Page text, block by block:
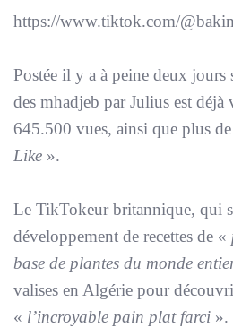
https://www.tiktok.com/
Postée il y a à peine deux
des mhadjeb par Julius est déjà
645.500 vues, ainsi que plus
Like ».
Le TikTokeur britannique, qui
développement de recettes de «
base de plantes du monde
valises en Algérie pour
« l’incroyable pain plat farci ».